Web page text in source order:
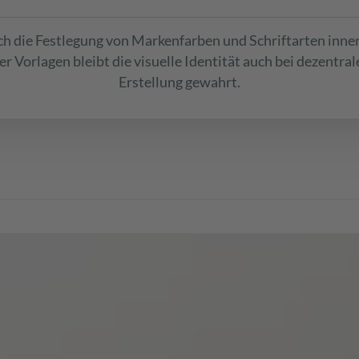
die Festlegung von Markenfarben und Schriftarten
Vorlagen bleibt die visuelle Identität auch bei
Erstellung gewahrt.